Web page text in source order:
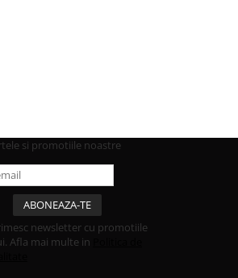
si promotiile noastre
newsletter cu promotiile
Afla mai multe in